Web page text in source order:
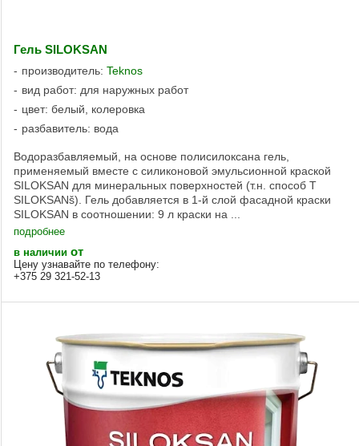
Гель SILOKSAN
производитель: Teknos
вид работ: для наружных работ
цвет: белый, колеровка
разбавитель: вода
Водоразбавляемый, на основе полисилоксана гель,
применяемый вместе с силиконовой эмульсионной краской
SILOKSAN для минеральных поверхностей (т.н. способ T
SILOKSANš). Гель добавляется в 1-й слой фасадной краски
SILOKSAN в соотношении: 9 л краски на ...
подробнее
в наличии от
Цену узнавайте по телефону:
+375 29 321-52-13